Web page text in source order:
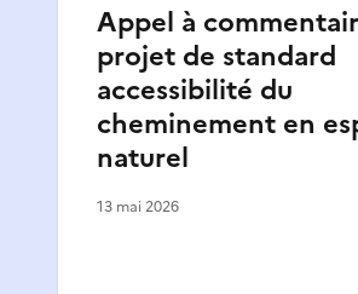
Appel à
projet de standard
accessibilité du
cheminement en
naturel
13 mai 2026